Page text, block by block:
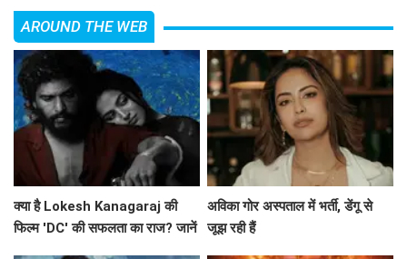
AROUND THE WEB
क्या है Lokesh Kanagaraj की
फिल्म 'DC' की सफलता का राज? जानें
अविका गोर अस्पताल में भर्ती, डेंगू से
जूझ रही हैं